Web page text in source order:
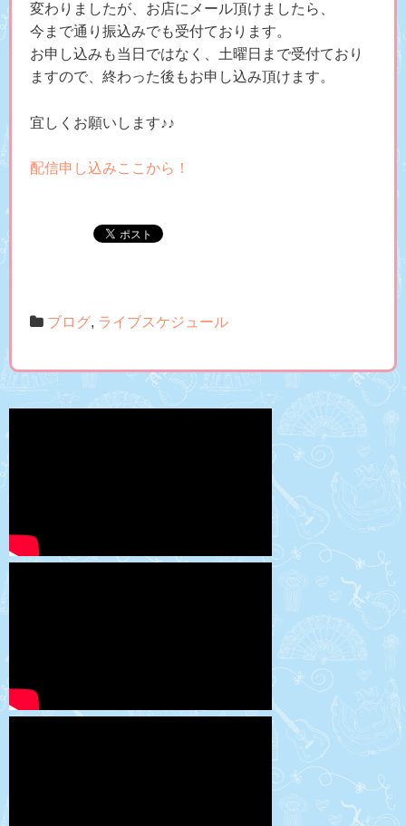
変わりましたが、お店にメール頂けましたら、
今まで通り振込みでも受付ております。
お申し込みも当日ではなく、土曜日まで受付ており
ますので、終わった後もお申し込み頂けます。
宜しくお願いします♪♪
配信申し込みここから！
ブログ, ライブスケジュール